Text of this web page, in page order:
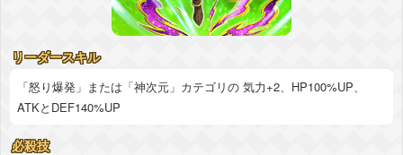
リーダースキル
「怒り爆発」または「神次元」カテゴリの 気力+2、HP100%UP、
ATKとDEF140%UP
必殺技